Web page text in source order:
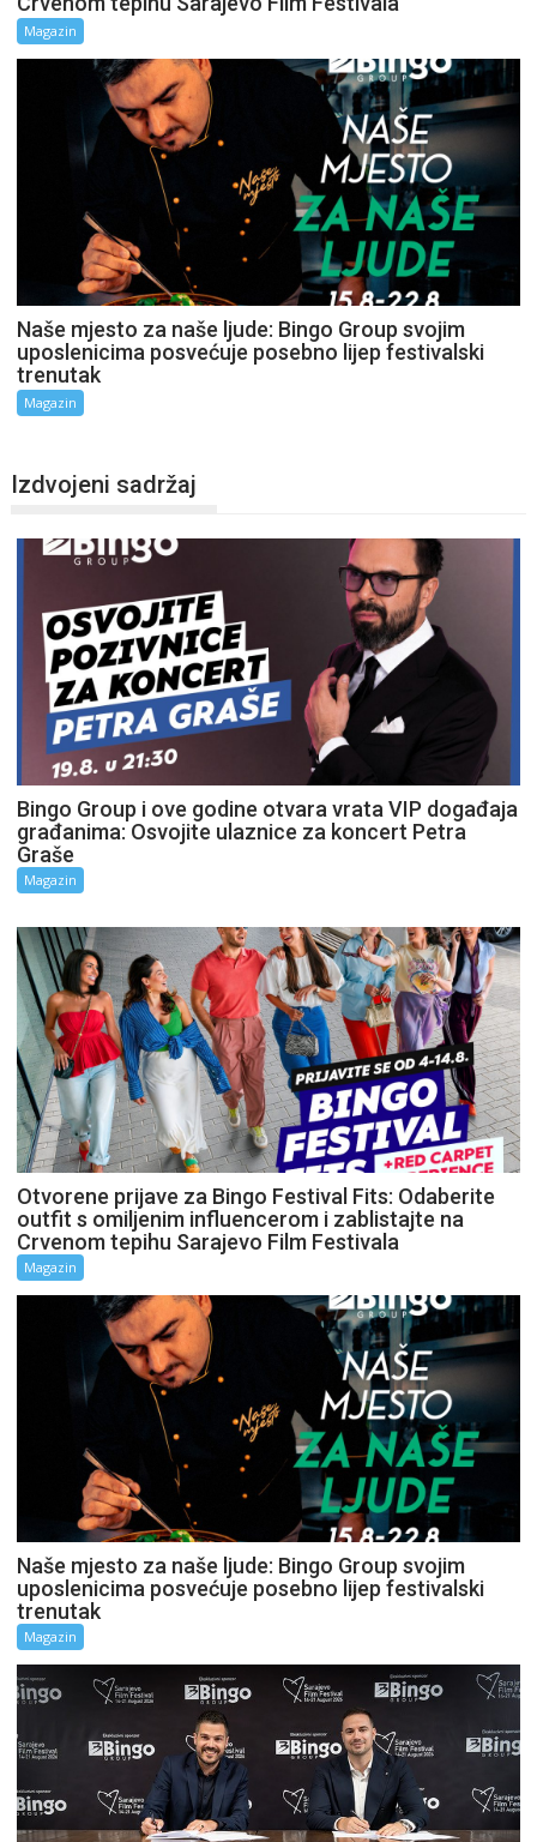
Magazin
Naše mjesto za naše ljude: Bingo Group svojim
uposlenicima posvećuje posebno lijep festivalski
trenutak
Magazin
Izdvojeni sadržaj
Bingo Group i ove godine otvara vrata VIP događaja
građanima: Osvojite ulaznice za koncert Petra
Graše
Magazin
Otvorene prijave za Bingo Festival Fits: Odaberite
outfit s omiljenim influencerom i zablistajte na
Crvenom tepihu Sarajevo Film Festivala
Magazin
Naše mjesto za naše ljude: Bingo Group svojim
uposlenicima posvećuje posebno lijep festivalski
trenutak
Magazin